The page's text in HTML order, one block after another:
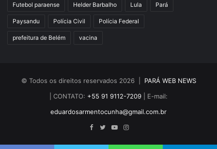
Futebol paraense Helder Barbalho Lula Pará
Paysandu Polícia Civil Polícia Federal
prefeitura de Belém vacina
© Todos os direitos reservados 2026 | PARÁ WEB NEWS
| CONTATO: +55 91 9112-7209 | E-mail:
eduardosarmentocunha@gmail.com.br
Facebook
TwitterYouTubeInstagram